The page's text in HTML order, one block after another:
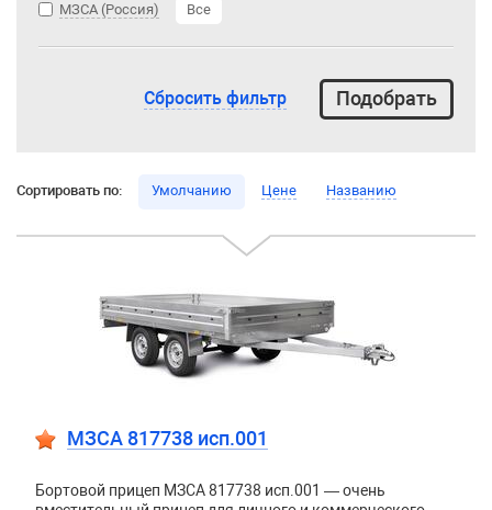
МЗСА (Россия)
Все
Сбросить фильтр
Сортировать по: Умолчанию Цене Названию
МЗСА 817738 исп.001
Бортовой прицеп МЗСА 817738 исп.001 — очень